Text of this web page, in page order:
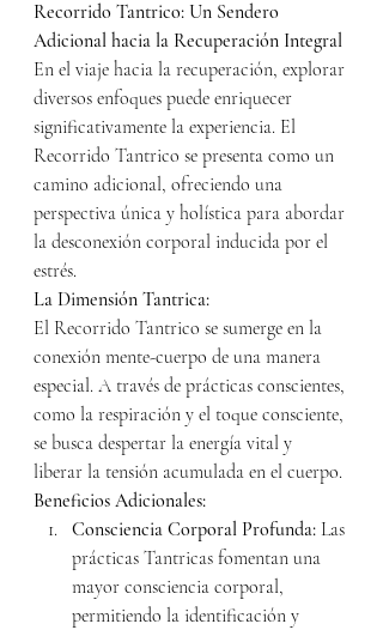
Recorrido Tantrico: Un Sendero
Adicional hacia la Recuperación Integral
En el viaje hacia la recuperación, explorar
diversos enfoques puede enriquecer
significativamente la experiencia. El
Recorrido Tantrico se presenta como un
camino adicional, ofreciendo una
perspectiva única y holística para abordar
la desconexión corporal inducida por el
estrés.
La Dimensión Tantrica:
El Recorrido Tantrico se sumerge en la
conexión mente-cuerpo de una manera
especial. A través de prácticas conscientes,
como la respiración y el toque consciente,
se busca despertar la energía vital y
liberar la tensión acumulada en el cuerpo.
Beneficios Adicionales:
Consciencia Corporal Profunda: Las
prácticas Tantricas fomentan una
mayor consciencia corporal,
permitiendo la identificación y